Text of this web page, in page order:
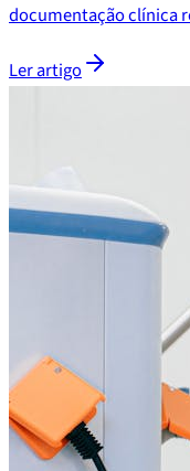
documentação clínica
Ler artigo